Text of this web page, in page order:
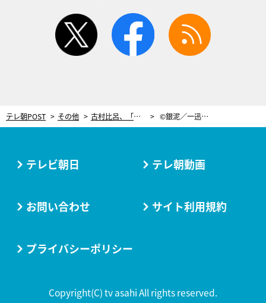
twitter facebook
テレ朝POST その他 古村比呂、「本当に信じられなかった」朝ドラヒロイン決定。直前にはショックな出来事「東京は恐ろしいところだ」 ©銀泥／一迅社©2022「パティシエさんとお嬢さん」製作委員会
テレビ朝日 テレ朝動画
お問い合わせ サイト利用規約
プライバシーポリシー
Copyright(C) tv asahi All rights reserved.